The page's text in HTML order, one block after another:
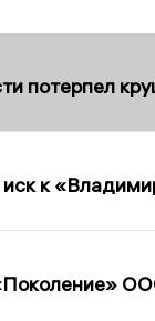
потерпел
к